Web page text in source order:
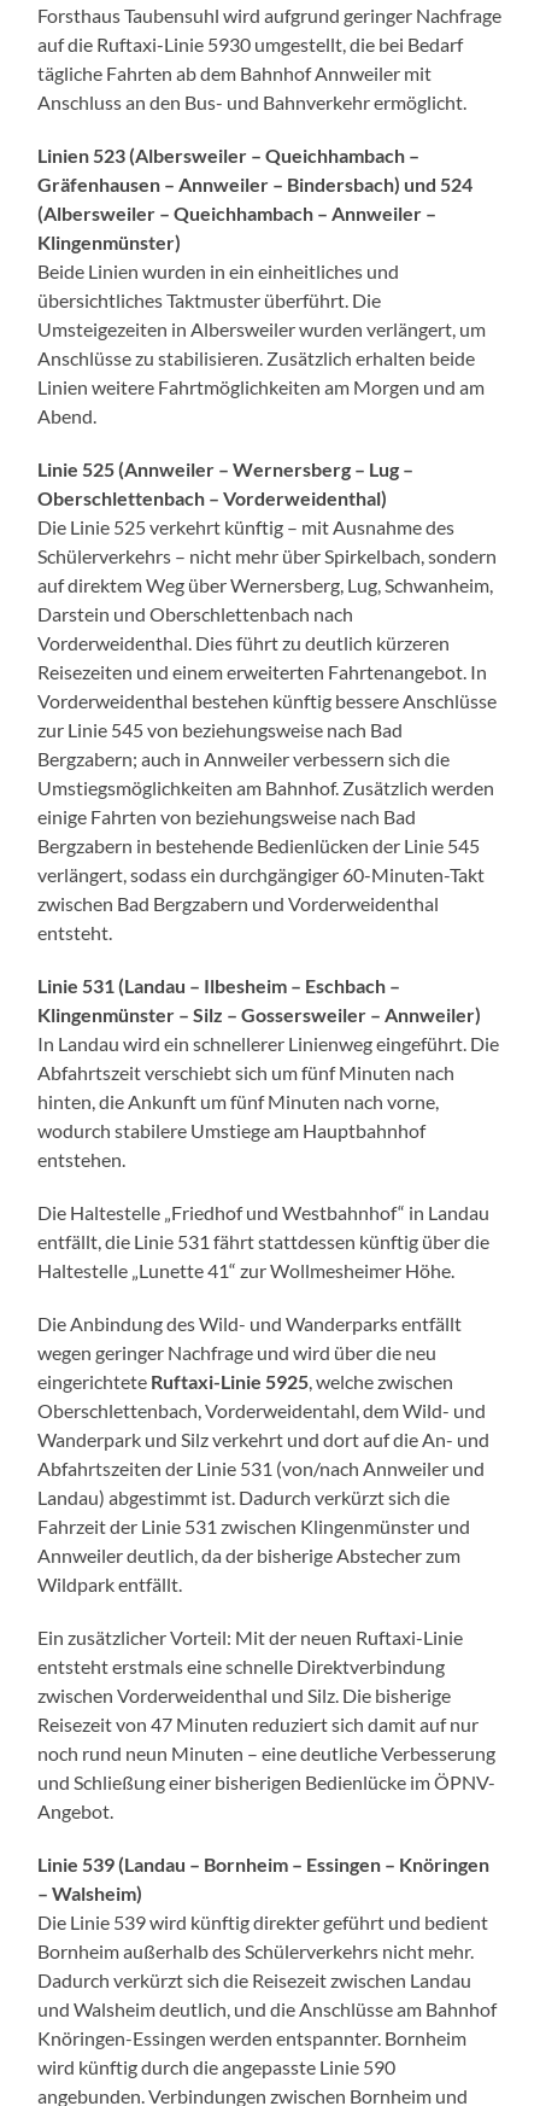
Forsthaus Taubensuhl wird aufgrund geringer Nachfrage
auf die Ruftaxi-Linie 5930 umgestellt, die bei Bedarf
tägliche Fahrten ab dem Bahnhof Annweiler mit
Anschluss an den Bus- und Bahnverkehr ermöglicht.
Linien 523 (Albersweiler – Queichhambach –
Gräfenhausen – Annweiler – Bindersbach) und 524
(Albersweiler – Queichhambach – Annweiler –
Klingenmünster)
Beide Linien wurden in ein einheitliches und
übersichtliches Taktmuster überführt. Die
Umsteigezeiten in Albersweiler wurden verlängert, um
Anschlüsse zu stabilisieren. Zusätzlich erhalten beide
Linien weitere Fahrtmöglichkeiten am Morgen und am
Abend.
Linie 525 (Annweiler – Wernersberg – Lug –
Oberschlettenbach – Vorderweidenthal)
Die Linie 525 verkehrt künftig – mit Ausnahme des
Schülerverkehrs – nicht mehr über Spirkelbach, sondern
auf direktem Weg über Wernersberg, Lug, Schwanheim,
Darstein und Oberschlettenbach nach
Vorderweidenthal. Dies führt zu deutlich kürzeren
Reisezeiten und einem erweiterten Fahrtenangebot. In
Vorderweidenthal bestehen künftig bessere Anschlüsse
zur Linie 545 von beziehungsweise nach Bad
Bergzabern; auch in Annweiler verbessern sich die
Umstiegsmöglichkeiten am Bahnhof. Zusätzlich werden
einige Fahrten von beziehungsweise nach Bad
Bergzabern in bestehende Bedienlücken der Linie 545
verlängert, sodass ein durchgängiger 60-Minuten-Takt
zwischen Bad Bergzabern und Vorderweidenthal
entsteht.
Linie 531 (Landau – Ilbesheim – Eschbach –
Klingenmünster – Silz – Gossersweiler – Annweiler)
In Landau wird ein schnellerer Linienweg eingeführt. Die
Abfahrtszeit verschiebt sich um fünf Minuten nach
hinten, die Ankunft um fünf Minuten nach vorne,
wodurch stabilere Umstiege am Hauptbahnhof
entstehen.
Die Haltestelle „Friedhof und Westbahnhof“ in Landau
entfällt, die Linie 531 fährt stattdessen künftig über die
Haltestelle „Lunette 41“ zur Wollmesheimer Höhe.
Die Anbindung des Wild- und Wanderparks entfällt
wegen geringer Nachfrage und wird über die neu
eingerichtete Ruftaxi-Linie 5925, welche zwischen
Oberschlettenbach, Vorderweidentahl, dem Wild- und
Wanderpark und Silz verkehrt und dort auf die An- und
Abfahrtszeiten der Linie 531 (von/nach Annweiler und
Landau) abgestimmt ist. Dadurch verkürzt sich die
Fahrzeit der Linie 531 zwischen Klingenmünster und
Annweiler deutlich, da der bisherige Abstecher zum
Wildpark entfällt.
Ein zusätzlicher Vorteil: Mit der neuen Ruftaxi-Linie
entsteht erstmals eine schnelle Direktverbindung
zwischen Vorderweidenthal und Silz. Die bisherige
Reisezeit von 47 Minuten reduziert sich damit auf nur
noch rund neun Minuten – eine deutliche Verbesserung
und Schließung einer bisherigen Bedienlücke im ÖPNV-
Angebot.
Linie 539 (Landau – Bornheim – Essingen – Knöringen
– Walsheim)
Die Linie 539 wird künftig direkter geführt und bedient
Bornheim außerhalb des Schülerverkehrs nicht mehr.
Dadurch verkürzt sich die Reisezeit zwischen Landau
und Walsheim deutlich, und die Anschlüsse am Bahnhof
Knöringen-Essingen werden entspannter. Bornheim
wird künftig durch die angepasste Linie 590
angebunden. Verbindungen zwischen Bornheim und